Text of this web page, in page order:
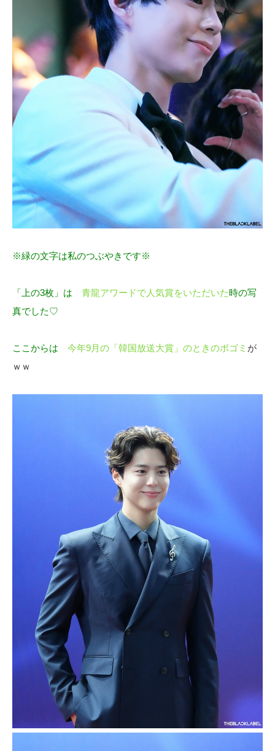
※緑の文字は私のつぶやきです※
「上の3枚」は 青龍アワードで人気賞をいただいた時の写
真でした♡
ここからは 今年9月の「韓国放送大賞」のときのボゴミ が
ｗｗ